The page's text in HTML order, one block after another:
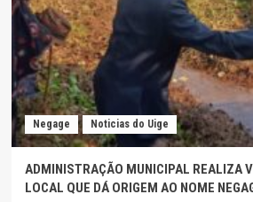
Negage Noticias do Uige
ADMINISTRAÇÃO MUNICIPAL REALIZA
LOCAL QUE DÁ ORIGEM AO NOME